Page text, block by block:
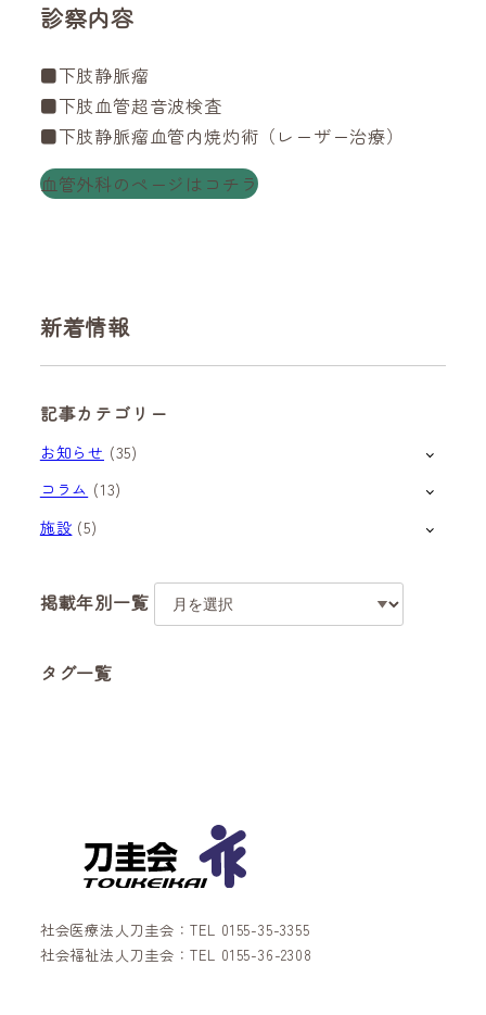
診察内容
■下肢静脈瘤
■下肢血管超音波検査
■下肢静脈瘤血管内焼灼術（レーザー治療）
血管外科のページはコチラ
新着情報
記事カテゴリー
お知らせ (35)
コラム (13)
施設 (5)
掲載年別一覧
タグ一覧
社会医療法人刀圭会：TEL 0155-35-3355
社会福祉法人刀圭会：TEL 0155-36-2308